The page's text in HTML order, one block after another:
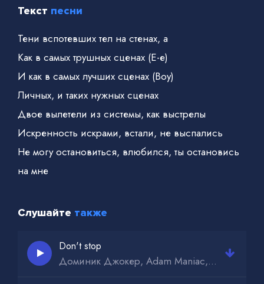
Текст песни
Тени вспотевших тел на стенах, а
Как в самых трушных сценах (Е-е)
И как в самых лучших сценах (Воу)
Личных, и таких нужных сценах
Двое вылетели из системы, как выстрелы
Искренность искрами, встали, не выспались
Не могу остановиться, влюбился, ты остановись
на мне
научились на мне
Слушайте также
Don't stop
Доминик Джокер, Adam Maniac, RAFAL